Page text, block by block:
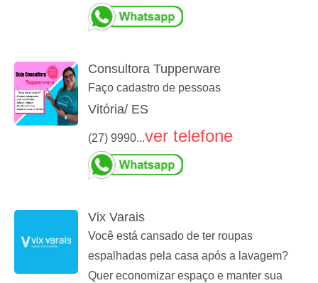
Consultora Tupperware
Faço cadastro de pessoas
Vitória/ ES
(27) 9990...ver telefone
Vix Varais
Você está cansado de ter roupas
espalhadas pela casa após a lavagem?
Quer economizar espaço e manter sua